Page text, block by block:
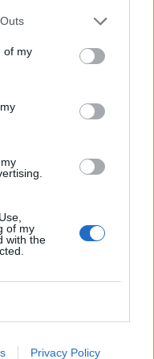
of my
of my
with the
Privacy Policy
Προκλήσεων
στο
Google
τις ειδήσεις